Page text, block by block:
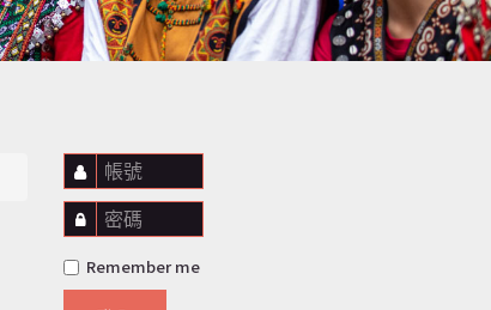
帳號
密碼
Remember me